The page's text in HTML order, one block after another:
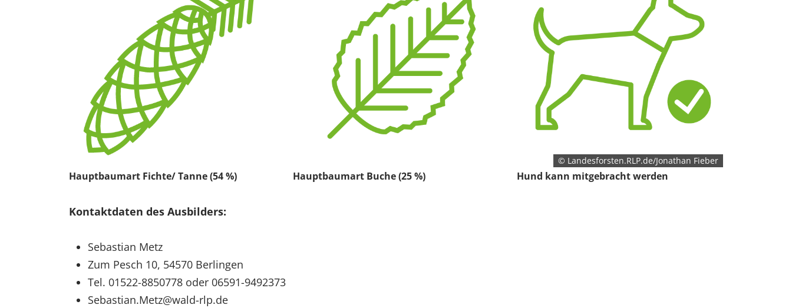
Hauptbaumart Fichte/ Tanne (54 %) Hauptbaumart Buche (25 %)
© Landesforsten.RLP.de/Jonathan Fieber
Hund kann mitgebracht werden
Kontaktdaten des Ausbilders:
Sebastian Metz
Zum Pesch 10, 54570 Berlingen
Tel. 01522-8850778 oder 06591-9492373
Sebastian.Metz@wald-rlp.de